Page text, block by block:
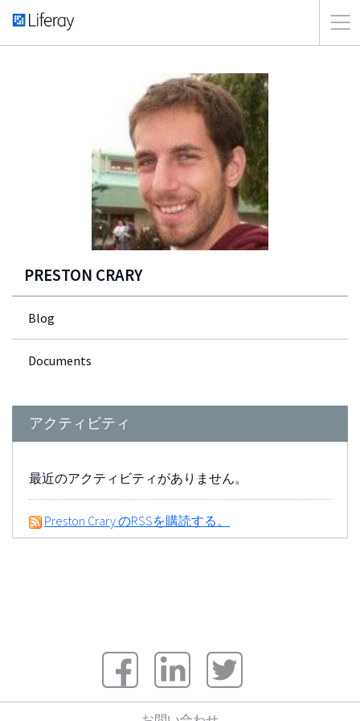
PRESTON CRARY
Blog
Documents
アクティビティ
最近のアクティビティがありません。
Preston Crary のRSSを購読する。